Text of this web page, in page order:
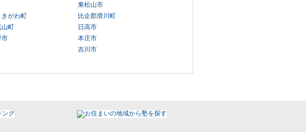
東松山市
きがわ町
比企郡滑川町
山町
日高市
市
本庄市
吉川市